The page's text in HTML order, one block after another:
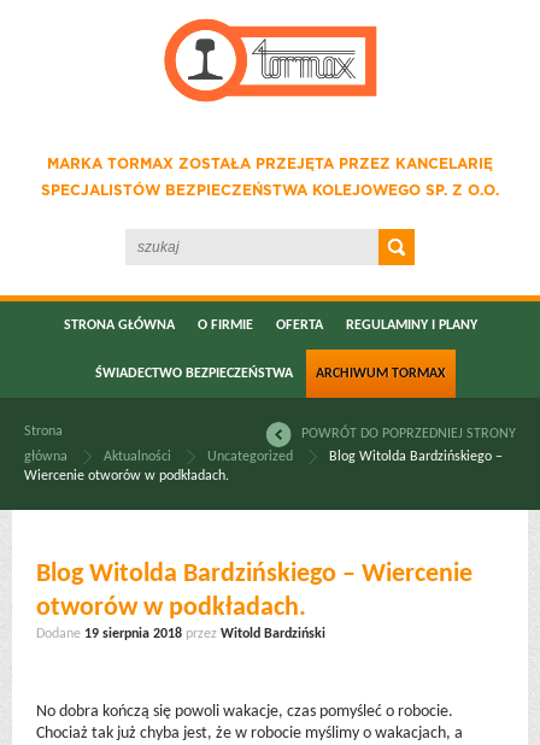
MARKA TORMAX ZOSTAŁA PRZEJĘTA PRZEZ KANCELARIĘ
SPECJALISTÓW BEZPIECZEŃSTWA KOLEJOWEGO SP. Z O.O.
STRONA GŁÓWNA O FIRMIE OFERTA REGULAMINY I PLANY
ŚWIADECTWO BEZPIECZEŃSTWA ARCHIWUM TORMAX
POWRÓT DO POPRZEDNIEJ STRONY
Strona
główna
Aktualności Uncategorized
Blog Witolda Bardzińskiego –
Wiercenie otworów w podkładach.
Blog Witolda Bardzińskiego – Wiercenie
otworów w podkładach.
Dodane 19 sierpnia 2018 przez Witold Bardziński
No dobra kończą się powoli wakacje, czas pomyśleć o robocie.
Chociaż tak już chyba jest, że w robocie myślimy o wakacjach, a